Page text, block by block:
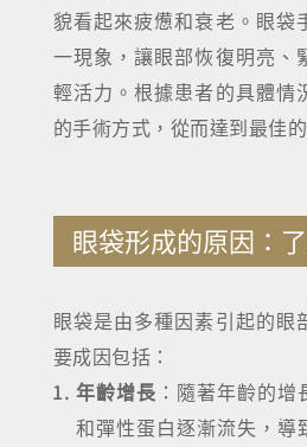
貌看起來疲憊和衰老。眼袋
一現象，讓眼部恢復明亮、
輕活力。根據患者的具體情
的手術方式，從而達到最佳
眼袋形成的原因：
眼袋是由多種因素引起的眼
要成因包括：
年齡增長 ：隨著年齡的
和彈性蛋白逐漸流失，導